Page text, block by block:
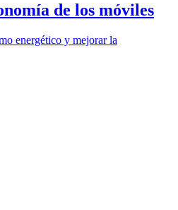
de los móviles
energético y mejorar la